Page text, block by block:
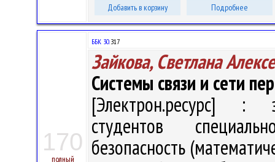
Добавить в корзину Подробнее
170
полный
ББК 30.З17
Зайкова, Светлана
Системы связи и сети
[Электрон.ресурс] :
студентов
безопасность